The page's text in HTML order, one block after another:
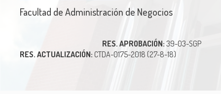
Facultad de Administración de Negocios
RES. APROBACIÓN: 39-03-SGP
RES. ACTUALIZACIÓN: CTDA-0175-2018 (27-8-18)